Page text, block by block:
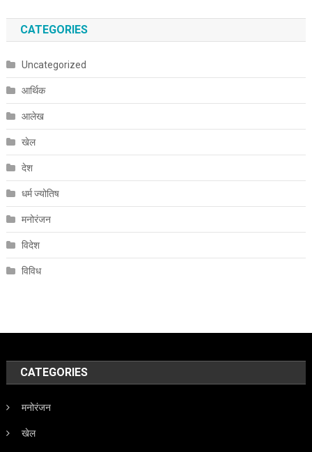
CATEGORIES
Uncategorized
आर्थिक
आलेख
खेल
देश
धर्म ज्योतिष
मनोरंजन
विदेश
विविध
CATEGORIES
मनोरंजन
खेल